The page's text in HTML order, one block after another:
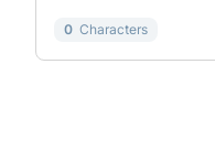
0 Characters